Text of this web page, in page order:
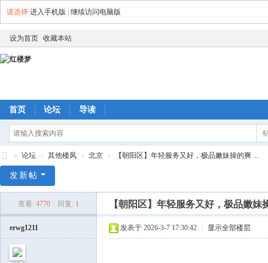
请选择 进入手机版 继续访问电脑版
设为首页 收藏本站
首页 论坛 导读
楼
» 论坛 › 其他楼凤 › 北京 › 【朝阳区】年轻服务又好，极品嫩妹操的爽 ...
发新帖
查看: 4770 回复: 1 【朝阳区】年轻服务又好，极品嫩妹
erwg1211 发表于 2026-3-7 17:30:42 显示全部楼层